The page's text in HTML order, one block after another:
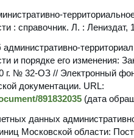
: справочник. Л. : Лениздат,
и порядке его изменения:
г. № 32-ОЗ // Электронный
документации. URL:
891832035 (дата
данных
Московской области: